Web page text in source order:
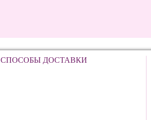
СПОСОБЫ ДОСТАВКИ